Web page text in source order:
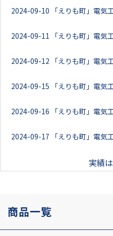
2024-09-10 「えりも町」電気
2024-09-11 「えりも町」電気
2024-09-12 「えりも町」電気
2024-09-15 「えりも町」電気
2024-09-16 「えりも町」電気
2024-09-17 「えりも町」電気
実績
商品一覧